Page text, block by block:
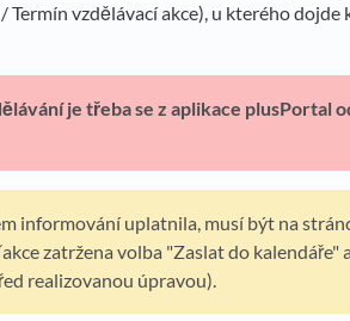
vzdělávací akce), u kterého dojde
je třeba se z aplikace plusPortal
informování uplatnila, musí být na
akce zatržena volba "Zaslat do kalendáře"
realizovanou úpravou).